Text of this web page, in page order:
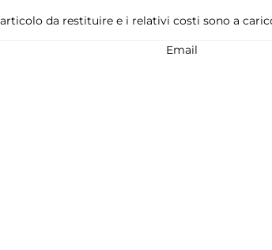
da restituire e i relativi costi sono a
Email